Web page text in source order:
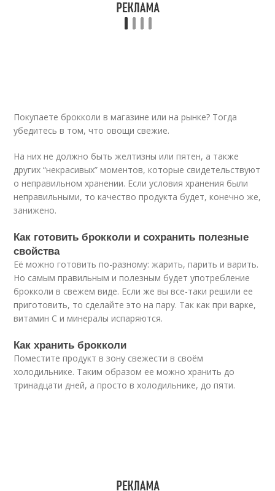
Покупаете брокколи в магазине или на рынке? Тогда
убедитесь в том, что овощи свежие.
На них не должно быть желтизны или пятен, а также
других “некрасивых” моментов, которые свидетельствуют
о неправильном хранении. Если условия хранения были
неправильными, то качество продукта будет, конечно же,
занижено.
Как готовить брокколи и сохранить полезные
свойства
Её можно готовить по-разному: жарить, парить и варить.
Но самым правильным и полезным будет употребление
брокколи в свежем виде. Если же вы все-таки решили ее
приготовить, то сделайте это на пару. Так как при варке,
витамин С и минералы испаряются.
Как хранить брокколи
Поместите продукт в зону свежести в своём
холодильнике. Таким образом ее можно хранить до
тринадцати дней, а просто в холодильнике, до пяти.